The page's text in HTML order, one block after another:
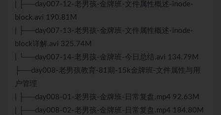
| ├──day007-12-老男孩-金牌班-文件属性概述-inode-
block.avi 190.81M
| ├──day007-13-老男孩-金牌班-文件属性概述-inode-
block详解.avi 325.74M
| └──day007-14-老男孩-金牌班-今日总结.avi 134.79M
├──day008-老男孩教育-81期-15k金牌班-文件属性与用
户管理
| ├──day008-01-老男孩-金牌班-日常复盘.mp4 92.63M
| ├──day008-02-老男孩-金牌班-日常复盘.mp4 184.80M